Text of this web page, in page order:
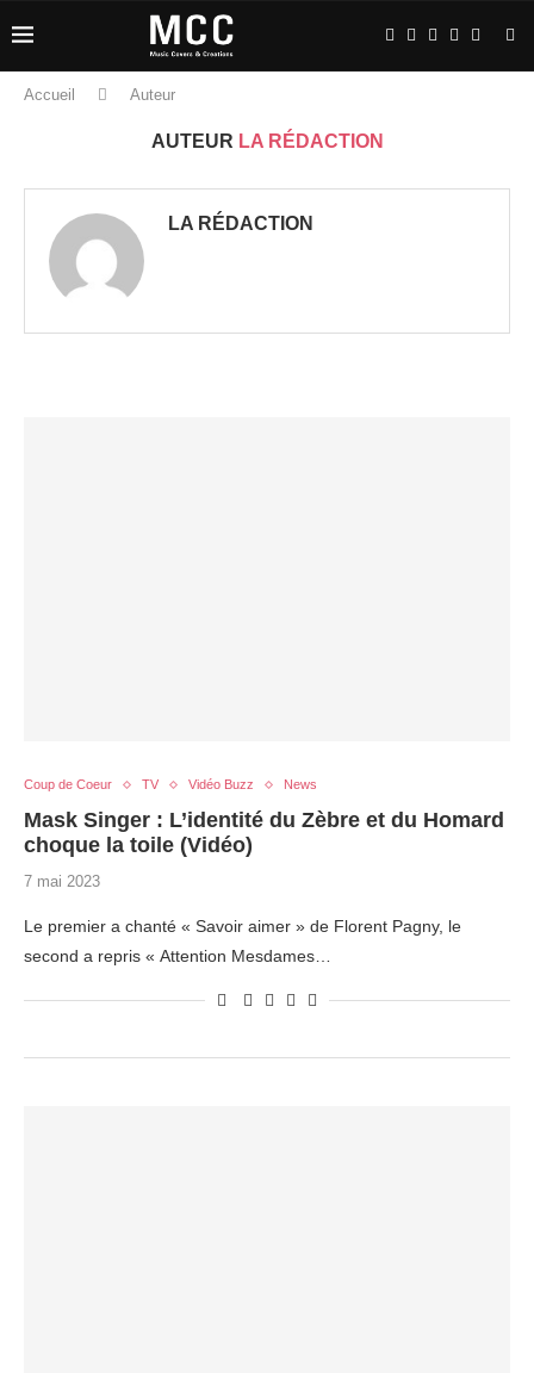
Accueil Auteur
AUTEUR LA RÉDACTION
LA RÉDACTION
Coup de Coeur TV Vidéo Buzz News
Mask Singer : L’identité du Zèbre et du Homard
choque la toile (Vidéo)
7 mai 2023
Le premier a chanté « Savoir aimer » de Florent Pagny, le
second a repris « Attention Mesdames…